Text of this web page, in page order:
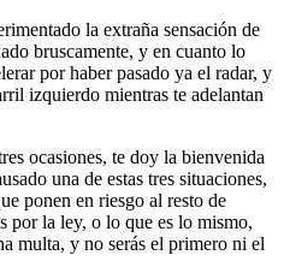
la extraña sensación de
bruscamente, y en cuanto lo
por haber pasado ya el radar, y
izquierdo mientras te adelantan
ocasiones, te doy la bienvenida
una de estas tres situaciones,
ponen en riesgo al resto de
por la ley, o lo que es lo mismo,
multa, y no serás el primero ni el